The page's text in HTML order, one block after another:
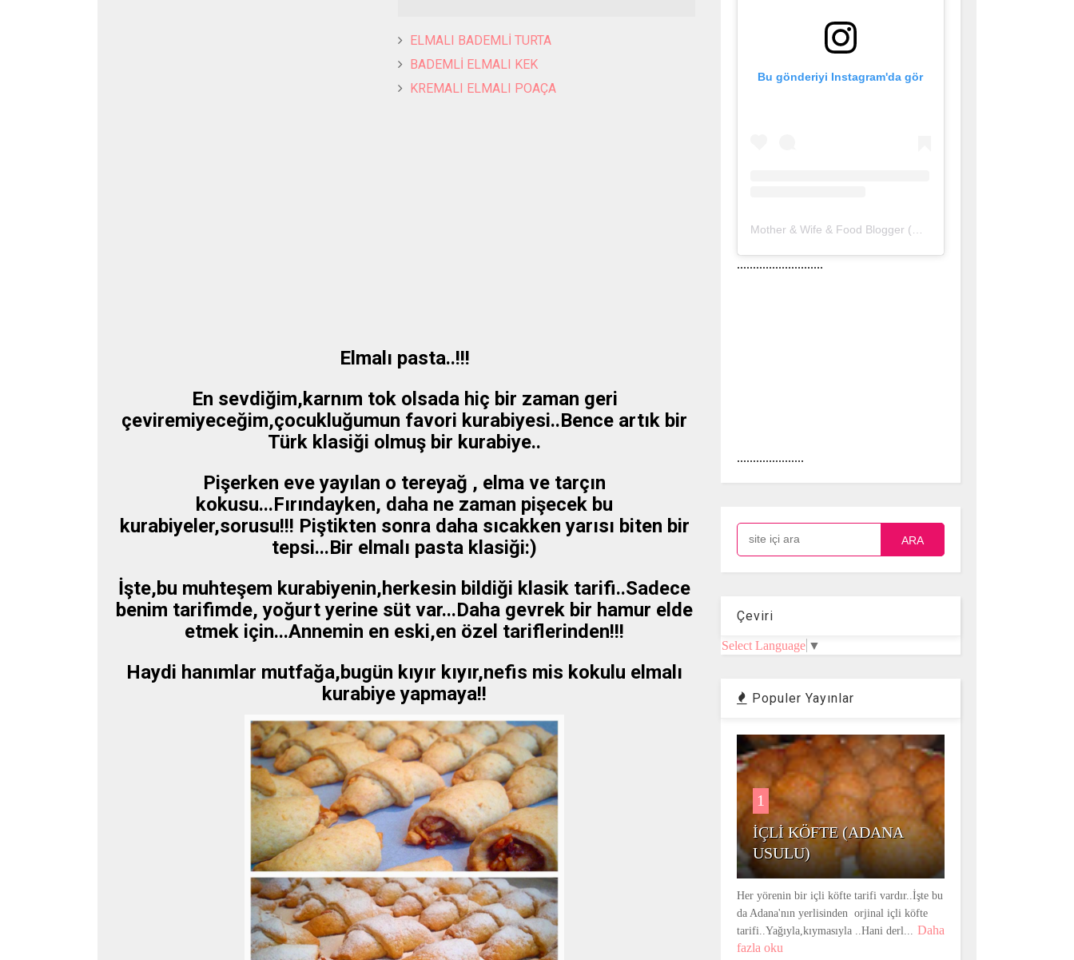
ELMALI BADEMLİ TURTA
BADEMLİ ELMALI KEK
KREMALI ELMALI POAÇA
Elmalı pasta..!!!
En sevdiğim,karnım tok olsada hiç bir zaman geri
çeviremiyeceğim,çocukluğumun favori kurabiyesi..Bence artık bir
Türk klasiği olmuş bir kurabiye..
Pişerken eve yayılan o tereyağ , elma ve tarçın
kokusu...Fırındayken, daha ne zaman pişecek bu
kurabiyeler,sorusu!!! Piştikten sonra daha sıcakken yarısı biten bir
tepsi...Bir elmalı pasta klasiği:)
İşte,bu muhteşem kurabiyenin,herkesin bildiği klasik tarifi..Sadece
benim tarifimde, yoğurt yerine süt var...Daha gevrek bir hamur elde
etmek için...Annemin en eski,en özel tariflerinden!!!
Haydi hanımlar mutfağa,bugün kıyır kıyır,nefis mis kokulu elmalı
kurabiye yapmaya!!
Bu gönderiyi Instagram'da gör
...........................
.....................
ARA
Çeviri
Select Language ▼
Populer Yayınlar
1
İÇLİ KÖFTE (ADANA
USULU)
Her yörenin bir içli köfte tarifi vardır..İşte bu
da Adana'nın yerlisinden orjinal içli köfte
tarifi..Yağıyla,kıymasıyla ..Hani derl... Daha
fazla oku